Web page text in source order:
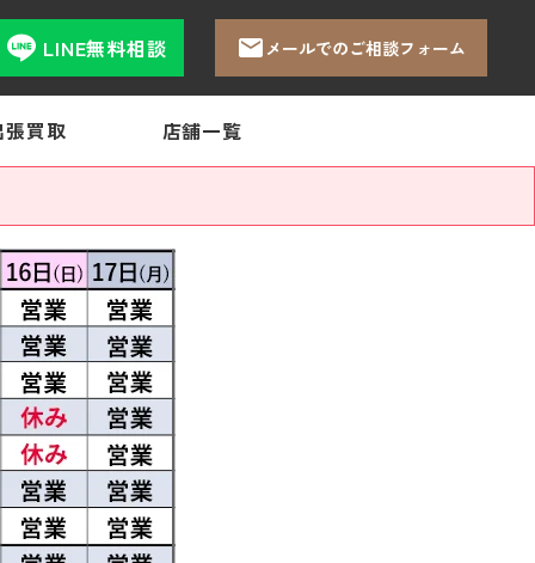
LINE無料相談 メールでのご相談フォーム
張買取 店舗一覧